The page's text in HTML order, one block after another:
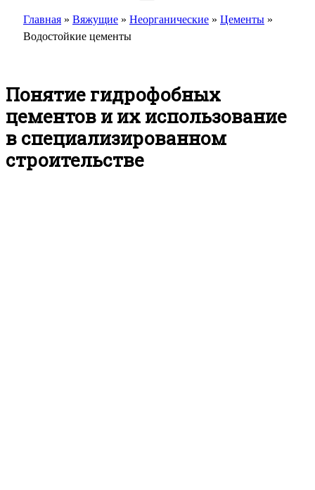
Главная » Вяжущие » Неорганические » Цементы »
Водостойкие цементы
Понятие гидрофобных
цементов и их использование
в специализированном
строительстве